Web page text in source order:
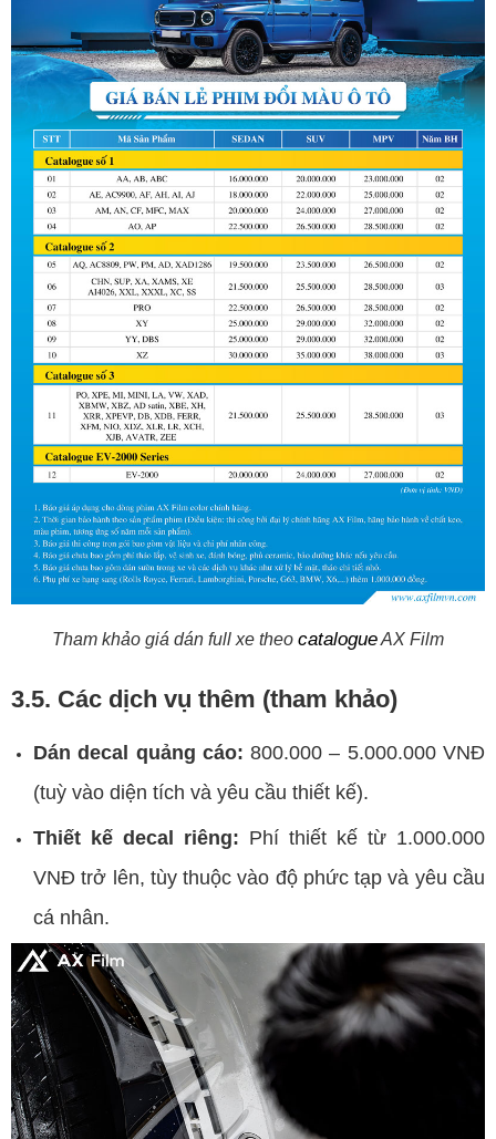
Tham khảo giá dán full xe theo catalogueAX Film
3.5. Các dịch vụ thêm (tham khảo)
Dán decal quảng cáo: 800.000 – 5.000.000 VNĐ
(tuỳ vào diện tích và yêu cầu thiết kế).
Thiết kế decal riêng: Phí thiết kế từ 1.000.000
VNĐ trở lên, tùy thuộc vào độ phức tạp và yêu cầu
cá nhân.